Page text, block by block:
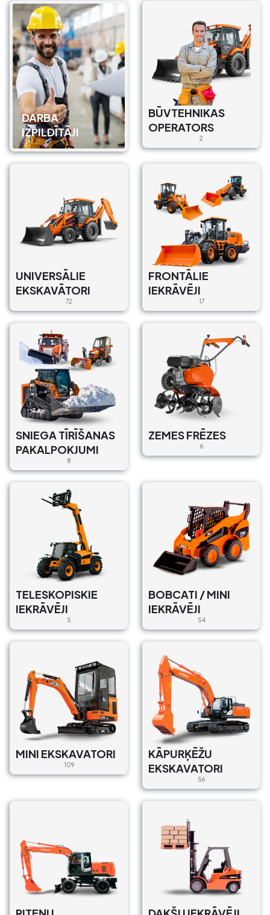
DARBA
IZPILDĪTĀJI
BŪVTEHNIKAS
OPERATORS
2
UNIVERSĀLIE
EKSKAVĀTORI
72
FRONTĀLIE
IEKRĀVĒJI
17
SNIEGA TĪRĪŠANAS
PAKALPOKJUMI
8
ZEMES FRĒZES
6
TELESKOPISKIE
IEKRĀVĒJI
5
BOBCATI / MINI
IEKRĀVĒJI
54
MINI EKSKAVATORI
109
KĀPURĶĒŽU
EKSKAVATORI
56